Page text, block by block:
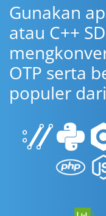
Gunakan
atau C++
OTP serta
populer